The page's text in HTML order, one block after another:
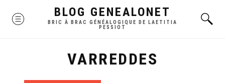
MENU BLOG GENEALONET
BRIC À BRAC GÉNÉALOGIQUE DE LAETITIA
PESSIOT
VARREDDES